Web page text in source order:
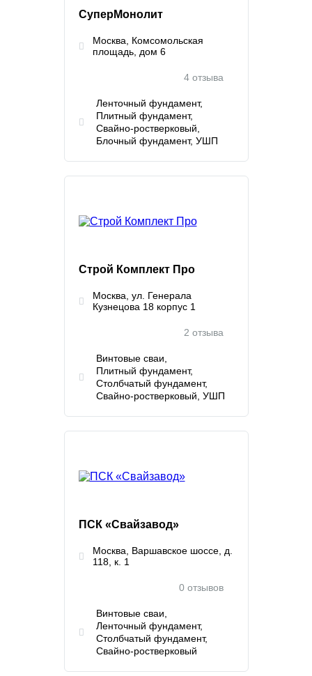
СуперМонолит
Москва, Комсомольская
площадь, дом 6
4 отзыва
Ленточный фундамент
Плитный фундамент
Свайно-ростверковый
Блочный фундамент УШП
Строй Комплект Про
Москва, ул. Генерала
Кузнецова 18 корпус 1
2 отзыва
Винтовые сваи
Плитный фундамент
Столбчатый фундамент
Свайно-ростверковый УШП
ПСК «Свайзавод»
Москва, Варшавское шоссе, д.
118, к. 1
0 отзывов
Винтовые сваи
Ленточный фундамент
Столбчатый фундамент
Свайно-ростверковый